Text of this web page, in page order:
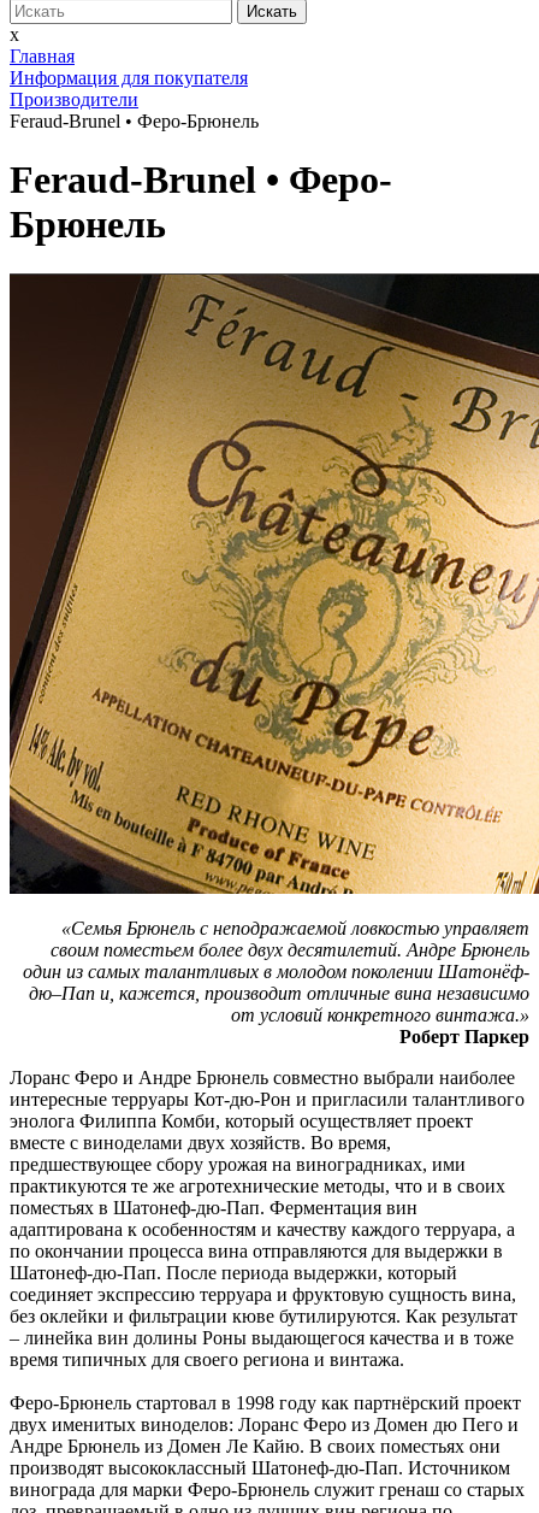
Искать
x
Главная
Информация для покупателя
Производители
Feraud-Brunel • Феро-Брюнель
Feraud-Brunel • Феро-
Брюнель
«Семья Брюнель с неподражаемой ловкостью управляет
своим поместьем более двух десятилетий. Андре Брюнель
один из самых талантливых в молодом поколении Шатонёф-
дю–Пап и, кажется, производит отличные вина независимо
от условий конкретного винтажа.»
Роберт Паркер
Лоранс Феро и Андре Брюнель совместно выбрали наиболее
интересные терруары Кот-дю-Рон и пригласили талантливого
энолога Филиппа Комби, который осуществляет проект
вместе с виноделами двух хозяйств. Во время,
предшествующее сбору урожая на виноградниках, ими
практикуются те же агротехнические методы, что и в своих
поместьях в Шатонеф-дю-Пап. Ферментация вин
адаптирована к особенностям и качеству каждого терруара, а
по окончании процесса вина отправляются для выдержки в
Шатонеф-дю-Пап. После периода выдержки, который
соединяет экспрессию терруара и фруктовую сущность вина,
без оклейки и фильтрации кюве бутилируются. Как результат
– линейка вин долины Роны выдающегося качества и в тоже
время типичных для своего региона и винтажа.
Феро-Брюнель стартовал в 1998 году как партнёрский проект
двух именитых виноделов: Лоранс Феро из Домен дю Пего и
Андре Брюнель из Домен Ле Кайю. В своих поместьях они
производят высококлассный Шатонеф-дю-Пап. Источником
винограда для марки Феро-Брюнель служит гренаш со старых